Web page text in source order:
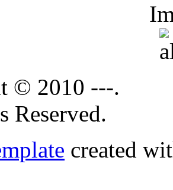
© 2010 ---.
Reserved.
created